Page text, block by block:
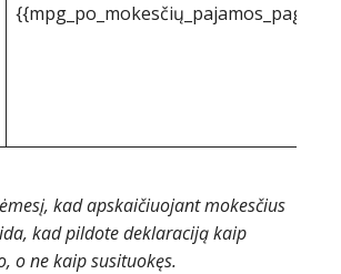
kad apskaičiuojant mokesčius
kad pildote deklaraciją kaip
o ne kaip susituokęs.